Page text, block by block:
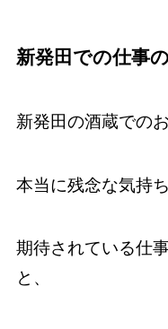
新発田での仕事
新発田の酒蔵でのお
本当に残念な気持
期待されている仕
と、